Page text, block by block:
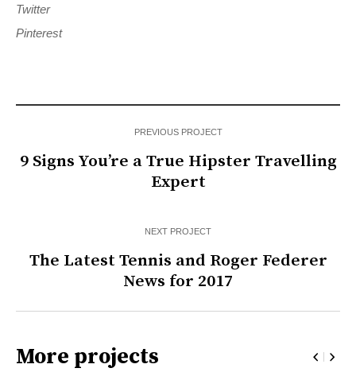
Twitter
Pinterest
PREVIOUS PROJECT
9 Signs You’re a True Hipster Travelling
Expert
NEXT PROJECT
The Latest Tennis and Roger Federer
News for 2017
More projects